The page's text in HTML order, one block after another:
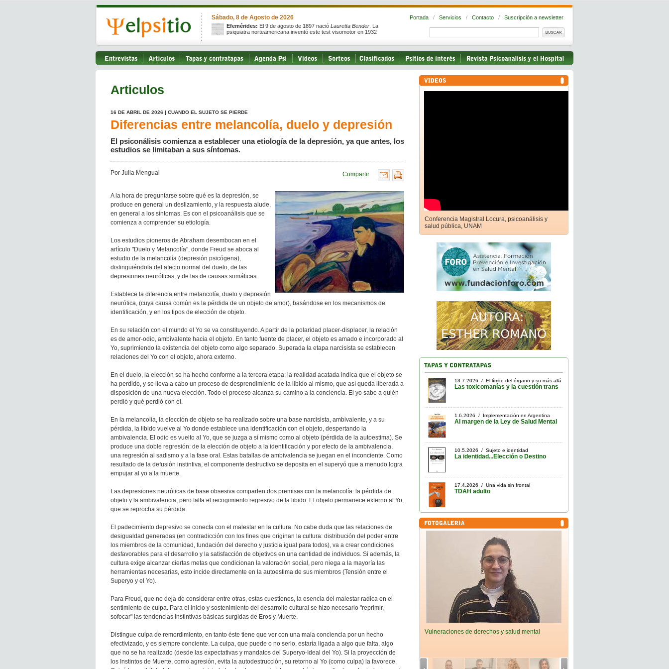
Sábado, 8 de Agosto de 2026
Efemérides: El 9 de agosto de 1897 nació Lauretta Bender . La
psiquiatra norteamericana inventó este test visomotor en 1932
Portada / Servicios / Contacto / Suscripción a newsletter
Articulos
16 DE ABRIL DE 2026 | CUANDO EL SUJETO SE PIERDE
Diferencias entre melancolía, duelo y depresión
El psiconálisis comienza a establecer una etiología de la depresión, ya que antes, los
estudios se limitaban a sus síntomas.
Por Julia Mengual Compartir
A la hora de preguntarse sobre qué es la depresión, se
produce en general un deslizamiento, y la respuesta alude,
en general a los síntomas. Es con el psicoanálisis que se
comienza a comprender su etiología.
Los estudios pioneros de Abraham desembocan en el
artículo "Duelo y Melancolía", donde Freud se aboca al
estudio de la melancolía (depresión psicógena),
distinguiéndola del afecto normal del duelo, de las
depresiones neuróticas, y de las de causas somáticas.
Establece la diferencia entre melancolía, duelo y depresión
neurótica, (cuya causa común es la pérdida de un objeto de amor), basándose en los mecanismos de
identificación, y en los tipos de elección de objeto.
En su relación con el mundo el Yo se va constituyendo. A partir de la polaridad placer-displacer, la relación
es de amor-odio, ambivalente hacia el objeto. En tanto fuente de placer, el objeto es amado e incorporado al
Yo, suprimiendo la existencia del objeto como algo separado. Superada la etapa narcisista se establecen
relaciones del Yo con el objeto, ahora externo.
En el duelo, la elección se ha hecho conforme a la tercera etapa: la realidad acatada indica que el objeto se
ha perdido, y se lleva a cabo un proceso de desprendimiento de la libido al mismo, que así queda liberada a
disposición de una nueva elección. Todo el proceso alcanza su camino a la conciencia. El yo sabe a quién
perdió y qué perdió con él.
En la melancolía, la elección de objeto se ha realizado sobre una base narcisista, ambivalente, y a su
pérdida, la libido vuelve al Yo donde establece una identificación con el objeto, despertando la
ambivalencia. El odio es vuelto al Yo, que se juzga a sí mismo como al objeto (pérdida de la autoestima). Se
produce una doble regresión: de la elección de objeto a la identificación y por efecto de la ambivalencia,
una regresión al sadismo y a la fase oral. Estas batallas de ambivalencia se juegan en el inconciente. Como
resultado de la defusión instintiva, el componente destructivo se deposita en el superyó que a menudo logra
empujar al yo a la muerte.
Las depresiones neuróticas de base obsesiva comparten dos premisas con la melancolía: la pérdida de
objeto y la ambivalencia, pero falta el recogimiento regresivo de la libido. El objeto permanece externo al Yo,
que se reprocha su pérdida.
El padecimiento depresivo se conecta con el malestar en la cultura. No cabe duda que las relaciones de
desigualdad generadas (en contradicción con los fines que originan la cultura: distribución del poder entre
los miembros de la comunidad, fundación del derecho y justicia igual para todos), va a crear condiciones
desfavorables para el desarrollo y la satisfacción de objetivos en una cantidad de individuos. Si además, la
cultura exige alcanzar ciertas metas que condicionan la valoración social, pero niega a la mayoría las
herramientas necesarias, esto incide directamente en la autoestima de sus miembros (Tensión entre el
Superyo y el Yo).
Para Freud, que no deja de considerar entre otras, estas cuestiones, la esencia del malestar radica en el
sentimiento de culpa. Para el inicio y sostenimiento del desarrollo cultural se hizo necesario "reprimir,
sofocar" las tendencias instintivas básicas surgidas de Eros y Muerte.
Distingue culpa de remordimiento, en tanto éste tiene que ver con una mala conciencia por un hecho
efectivizado, y es siempre conciente. La culpa, que puede o no serlo, estaría ligada a algo que falta, algo
que no se ha realizado (desde las expectativas y mandatos del Superyo-Ideal del Yo). Si la proyección de
los Instintos de Muerte, como agresión, evita la autodestrucción, su retorno al Yo (como culpa) la favorece.
Conferencia Magistral Locura, psicoanálisis y
salud pública, UNAM
13.7.2026 / El límite del órgano y su más allá
Las toxicomanías y la cuestión trans
1.6.2026 / Implementación en Argentina
Al margen de la Ley de Salud Mental
10.5.2026 / Sujeto e identidad
La identidad...Elección o Destino
17.4.2026 / Una vida sin frontal
TDAH adulto
Vulneraciones de derechos y salud mental